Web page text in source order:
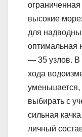
ограниченная
высокие
для
оптимальная
— 35 узлов. В
хода
уменьшается,
выбирать с
сильная
личный